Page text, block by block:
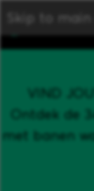
Skip to
VIND
Ontdek de
met banen